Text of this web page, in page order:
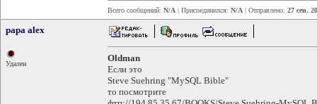
Всего сообщений: N/A | Присоединился: N/A | Отправлено: 27 сен.
papa alex
Удален
Oldman
Если это
Steve Suehring "MySQL Bible"
то посмотрите